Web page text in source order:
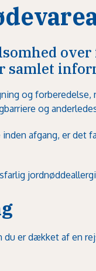
samlet
og
og
afgang, er det
er dækket af en